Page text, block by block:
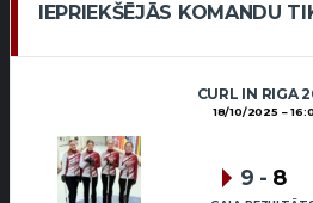
IEPRIEKŠĒJĀS KOMANDU
CURL IN RIGA
18/10/2025
9 - 8